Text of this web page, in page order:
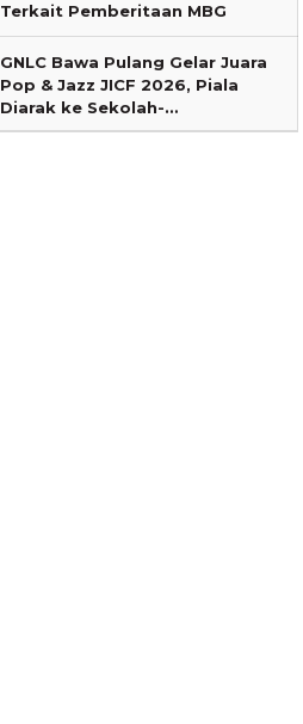
Terkait Pemberitaan MBG
GNLC Bawa Pulang Gelar Juara
Pop & Jazz JICF 2026, Piala
Diarak ke Sekolah-…